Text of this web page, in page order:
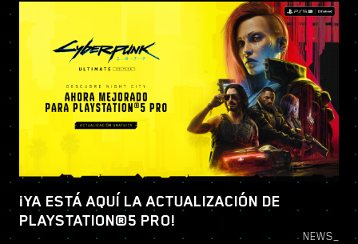
¡YA ESTÁ AQUÍ LA ACTUALIZACIÓN DE
PLAYSTATION®5 PRO!
NEWS_